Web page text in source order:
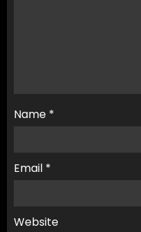
Name *
Email *
Website